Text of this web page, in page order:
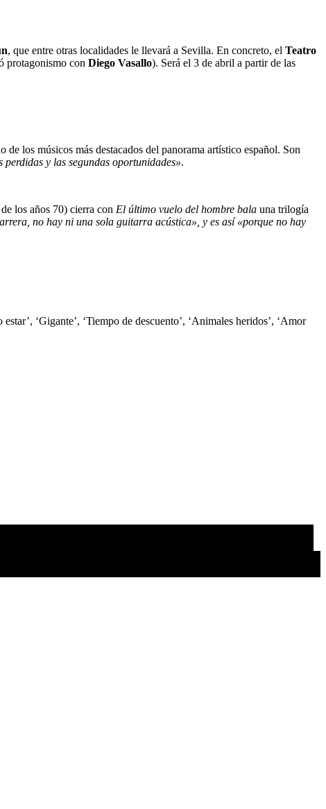
, que entre otras localidades le llevará a Sevilla. En concreto, el Teatro
protagonismo con Diego Vasallo). Será el 3 de abril a partir de las
los músicos más destacados del panorama artístico español. Son
perdidas y las segundas oportunidades».
los años 70) cierra con El último vuelo del hombre bala una trilogía
no hay ni una sola guitarra acústica», y es así «porque no hay
‘Gigante’, ‘Tiempo de descuento’, ‘Animales heridos’, ‘Amor